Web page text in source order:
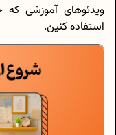
ویدئوهای آموزشی که
استفاده کنین.